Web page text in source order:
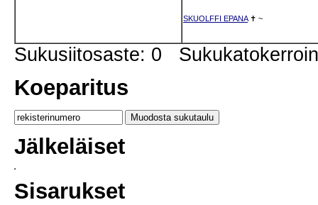
SKUOLFFI EPANA✝ ~
Sukusiitosaste: 0
Koeparitus
Jälkeläiset
Sisarukset